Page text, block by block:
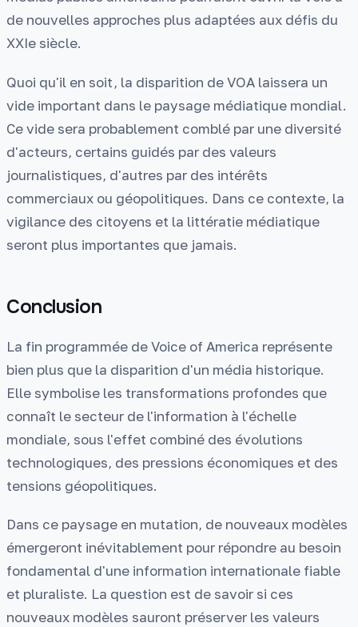
de nouvelles approches plus adaptées aux défis du
XXIe siècle.
Quoi qu'il en soit, la disparition de VOA laissera un
vide important dans le paysage médiatique mondial.
Ce vide sera probablement comblé par une diversité
d'acteurs, certains guidés par des valeurs
journalistiques, d'autres par des intérêts
commerciaux ou géopolitiques. Dans ce contexte, la
vigilance des citoyens et la littératie médiatique
seront plus importantes que jamais.
Conclusion
La fin programmée de Voice of America représente
bien plus que la disparition d'un média historique.
Elle symbolise les transformations profondes que
connaît le secteur de l'information à l'échelle
mondiale, sous l'effet combiné des évolutions
technologiques, des pressions économiques et des
tensions géopolitiques.
Dans ce paysage en mutation, de nouveaux modèles
émergeront inévitablement pour répondre au besoin
fondamental d'une information internationale fiable
et pluraliste. La question est de savoir si ces
nouveaux modèles sauront préserver les valeurs